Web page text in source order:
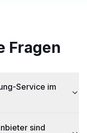
Fragen
Service im
sind